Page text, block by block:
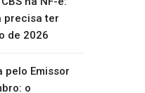
precisa ter
de 2026
pelo Emissor
o